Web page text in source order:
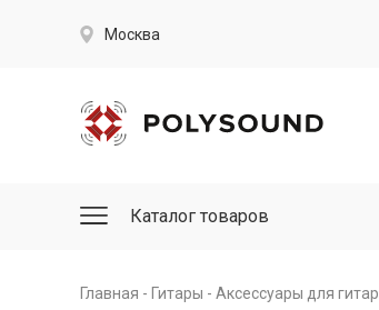
Москва
Каталог товаров
Главная Гитары Аксессуары для гитар